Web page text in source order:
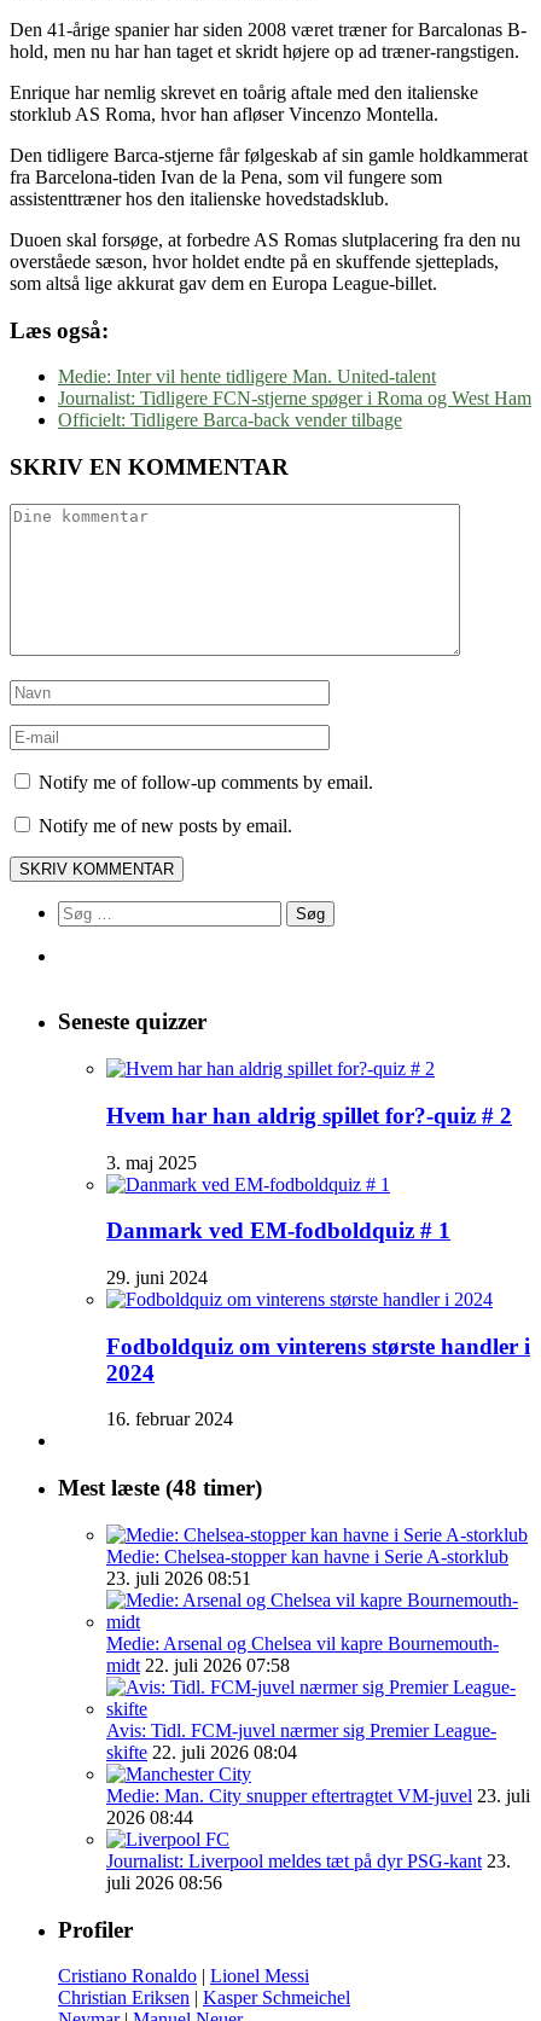
Den 41-årige spanier har siden 2008 været træner for Barcalonas B-
hold, men nu har han taget et skridt højere op ad træner-rangstigen.
Enrique har nemlig skrevet en toårig aftale med den italienske
storklub AS Roma, hvor han afløser Vincenzo Montella.
Den tidligere Barca-stjerne får følgeskab af sin gamle holdkammerat
fra Barcelona-tiden Ivan de la Pena, som vil fungere som
assistenttræner hos den italienske hovedstadsklub.
Duoen skal forsøge, at forbedre AS Romas slutplacering fra den nu
overståede sæson, hvor holdet endte på en skuffende sjetteplads,
som altså lige akkurat gav dem en Europa League-billet.
Læs også:
Medie: Inter vil hente tidligere Man. United-talent
Journalist: Tidligere FCN-stjerne spøger i Roma og West Ham
Officielt: Tidligere Barca-back vender tilbage
SKRIV EN KOMMENTAR
Notify me of follow-up comments by email.
Notify me of new posts by email.
Søg
efter:
Seneste quizzer
Hvem har han aldrig spillet for?-quiz # 2
3. maj 2025
Danmark ved EM-fodboldquiz # 1
29. juni 2024
Fodboldquiz om vinterens største handler i
2024
16. februar 2024
Mest læste (48 timer)
Medie: Chelsea-stopper kan havne i Serie A-storklub
23. juli 2026 08:51
Medie: Arsenal og Chelsea vil kapre Bournemouth-
midt 22. juli 2026 07:58
Avis: Tidl. FCM-juvel nærmer sig Premier League-
skifte 22. juli 2026 08:04
Medie: Man. City snupper eftertragtet VM-juvel 23. juli
2026 08:44
Journalist: Liverpool meldes tæt på dyr PSG-kant 23.
juli 2026 08:56
Profiler
Cristiano Ronaldo | Lionel Messi
Christian Eriksen | Kasper Schmeichel